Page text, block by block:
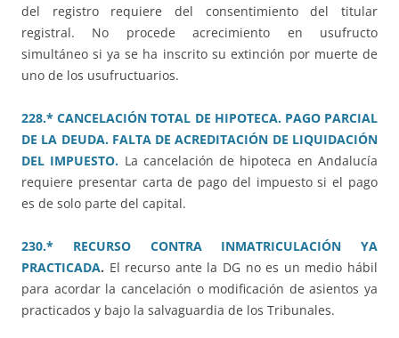
del registro requiere del consentimiento del titular
registral. No procede acrecimiento en usufructo
simultáneo si ya se ha inscrito su extinción por muerte de
uno de los usufructuarios.
228.* CANCELACIÓN TOTAL DE HIPOTECA. PAGO PARCIAL
DE LA DEUDA. FALTA DE ACREDITACIÓN DE LIQUIDACIÓN
DEL IMPUESTO. La cancelación de hipoteca en Andalucía
requiere presentar carta de pago del impuesto si el pago
es de solo parte del capital.
230.* RECURSO CONTRA INMATRICULACIÓN YA
PRACTICADA. El recurso ante la DG no es un medio hábil
para acordar la cancelación o modificación de asientos ya
practicados y bajo la salvaguardia de los Tribunales.